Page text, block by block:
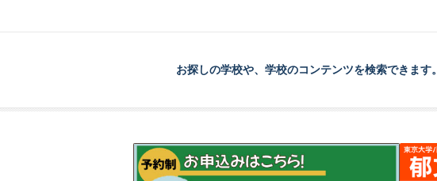
お探しの学校や、学校のコンテンツを検索できます。